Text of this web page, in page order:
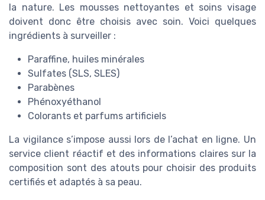
la nature. Les mousses nettoyantes et soins visage
doivent donc être choisis avec soin. Voici quelques
ingrédients à surveiller :
Paraffine, huiles minérales
Sulfates (SLS, SLES)
Parabènes
Phénoxyéthanol
Colorants et parfums artificiels
La vigilance s’impose aussi lors de l’achat en ligne. Un
service client réactif et des informations claires sur la
composition sont des atouts pour choisir des produits
certifiés et adaptés à sa peau.